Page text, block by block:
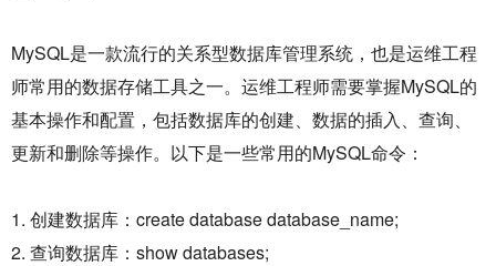
MySQL是一款流行的关系型数据库管理系统，也是运维工程
师常用的数据存储工具之一。运维工程师需要掌握MySQL的
基本操作和配置，包括数据库的创建、数据的插入、查询、
更新和删除等操作。以下是一些常用的MySQL命令：
1. 创建数据库：create database database_name;
2. 查询数据库：show databases;